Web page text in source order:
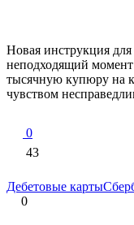
Новая инструкция для
неподходящий
тысячную купюру на
чувством
0
43
Дебетовые карты
0